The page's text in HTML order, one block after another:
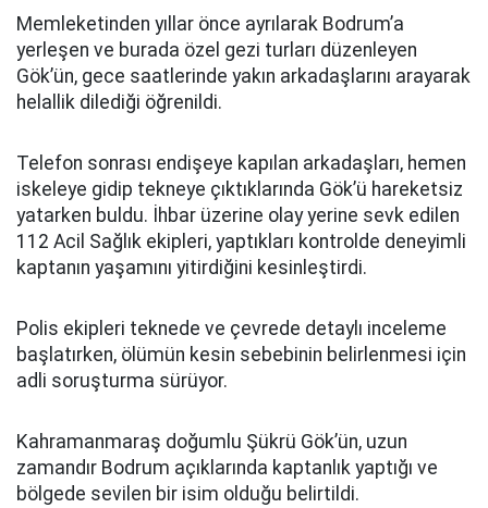
Memleketinden yıllar önce ayrılarak Bodrum’a
yerleşen ve burada özel gezi turları düzenleyen
Gök’ün, gece saatlerinde yakın arkadaşlarını arayarak
helallik dilediği öğrenildi.
Telefon sonrası endişeye kapılan arkadaşları, hemen
iskeleye gidip tekneye çıktıklarında Gök’ü hareketsiz
yatarken buldu. İhbar üzerine olay yerine sevk edilen
112 Acil Sağlık ekipleri, yaptıkları kontrolde deneyimli
kaptanın yaşamını yitirdiğini kesinleştirdi.
Polis ekipleri teknede ve çevrede detaylı inceleme
başlatırken, ölümün kesin sebebinin belirlenmesi için
adli soruşturma sürüyor.
Kahramanmaraş doğumlu Şükrü Gök’ün, uzun
zamandır Bodrum açıklarında kaptanlık yaptığı ve
bölgede sevilen bir isim olduğu belirtildi.